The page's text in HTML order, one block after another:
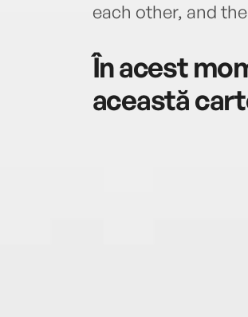
each other, and
În acest
această